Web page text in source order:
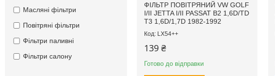
ФІЛЬТР ПОВІТРЯНИЙ VW GOLF
I/II JETTA I/II PASSAT B2 1,6D/TD
T3 1,6D/1,7D 1982-1992
LX54++
139 ₴
Готово до відправки
Масляні фільтри
Повітряні фільтри
Фільтри паливні
Фільтри салону